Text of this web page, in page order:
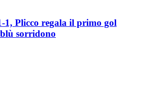
1, Plicco regala il primo gol
sorridono